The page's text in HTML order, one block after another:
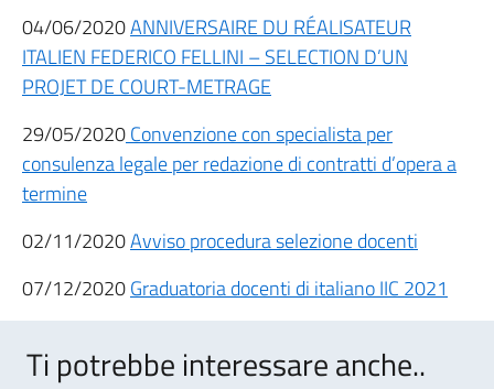
04/06/2020ANNIVERSAIRE DU RÉALISATEUR
ITALIEN FEDERICO FELLINI – SELECTION D’UN
PROJET DE COURT-METRAGE
29/05/2020Convenzione con specialista per
consulenza legale per redazione di contratti d’opera a
termine
02/11/2020Avviso procedura selezione docenti
07/12/2020Graduatoria docenti di italiano IIC 2021
Ti potrebbe interessare anche..